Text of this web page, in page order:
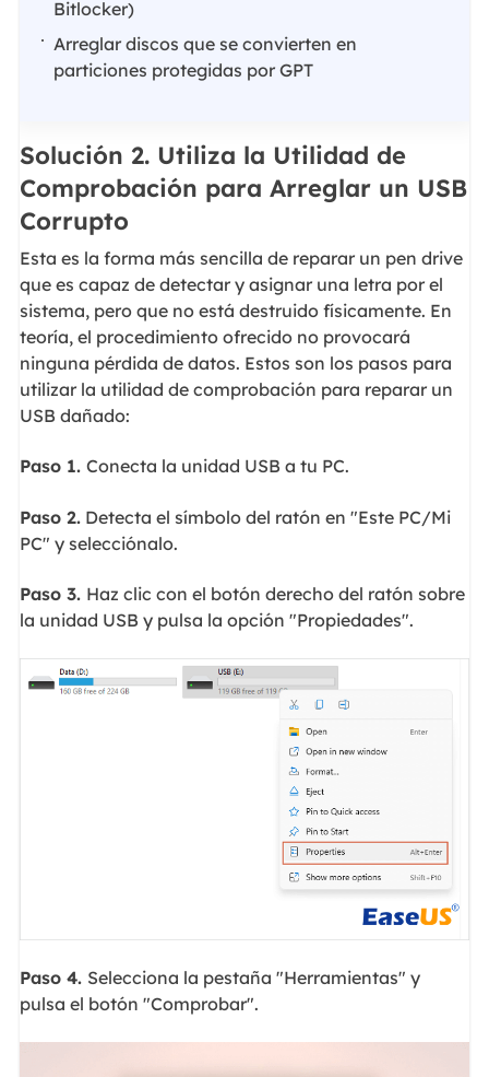
Bitlocker)
Arreglar discos que se convierten en
particiones protegidas por GPT
Solución 2. Utiliza la Utilidad de
Comprobación para Arreglar un USB
Corrupto
Esta es la forma más sencilla de reparar un pen drive
que es capaz de detectar y asignar una letra por el
sistema, pero que no está destruido físicamente. En
teoría, el procedimiento ofrecido no provocará
ninguna pérdida de datos. Estos son los pasos para
utilizar la utilidad de comprobación para reparar un
USB dañado:
Paso 1. Conecta la unidad USB a tu PC.
Paso 2.Detecta el símbolo del ratón en "Este PC/Mi
PC" y selecciónalo.
Paso 3. Haz clic con el botón derecho del ratón sobre
la unidad USB y pulsa la opción "Propiedades".
Paso 4. Selecciona la pestaña "Herramientas" y
pulsa el botón "Comprobar".